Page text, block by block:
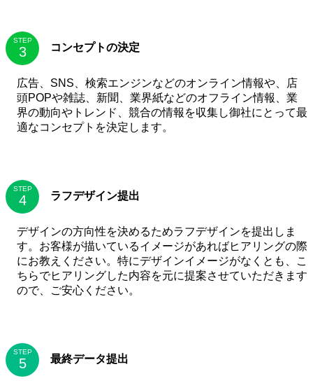
STEP
コンセプトの決定
広告、SNS、検索エンジンなどのオンライン情報や、店
頭POPや雑誌、新聞、業界紙などのオフライン情報、業
界の動向やトレンド、競合の情報を収集し御社にとって最
適なコンセプトを決定します。
STEP
ラフデザイン提出
デザインの方向性を決めるためラフデザインを提出しま
す。お客様が描いているイメージがあればヒアリングの際
にお教えください。特にデザインイメージがなくとも、こ
ちらでヒアリングした内容を元に提案させていただきます
ので、ご安心ください。
STEP
最終データ提出